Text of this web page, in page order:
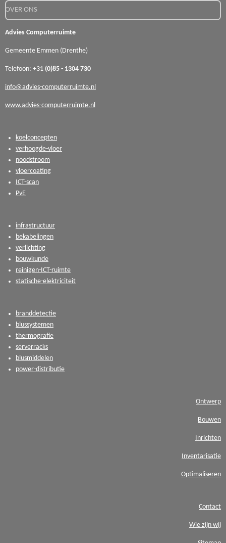
OVER ONS
Advies Computerruimte
Gemeente Emmen (Drenthe)
Telefoon: +31 (0)85 - 1304 730
info@advies-computerruimte.nl
www.advies-computerruimte.nl
koelconcepten
verhoogde-vloer
noodstroom
vloercoating
ICT-scan
PvE
infrastructuur
bekabelingen
verlichting
bouwkunde
reinigen-ICT-ruimte
statische-elektriciteit
branddetectie
blussystemen
thermografie
serverracks
blusmiddelen
power-distributie
Ontwerp
Bouwen
Inrichten
Inventarisatie
Optimaliseren
Contact
Wie zijn wij